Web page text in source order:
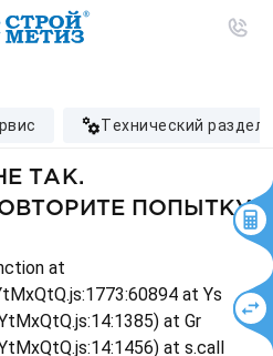
технический раздел
ТАК.
ПОПЫТКУ
at
at Ys
at Gr
at s.call